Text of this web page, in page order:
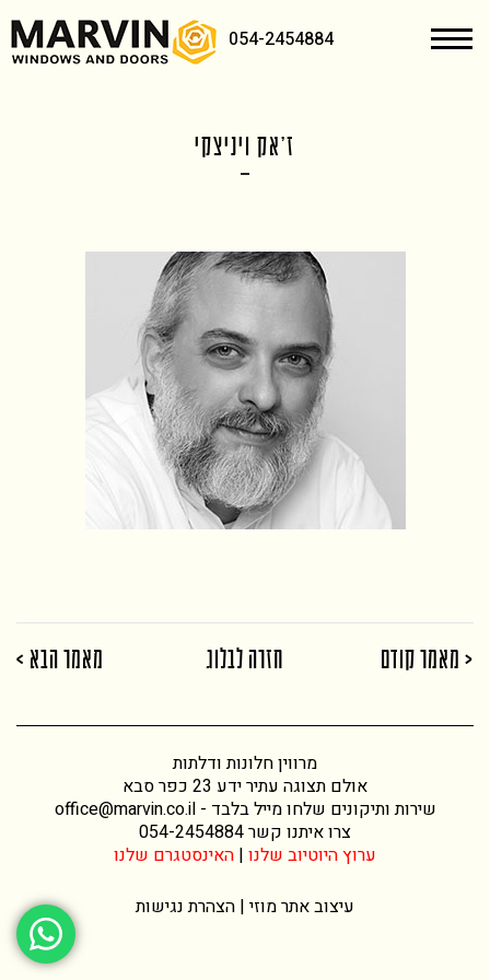
054-2454884
ז'אק ויניצקי
< מאמר קודם חזרה לבלוג מאמר הבא >
מרווין חלונות ודלתות
אולם תצוגה עתיר ידע 23 כפר סבא
שירות ותיקונים שלחו מייל בלבד -office@marvin.co.il
צרו איתנו קשר054-2454884
ערוץ היוטיוב שלנו | האינסטגרם שלנו
עיצוב אתרמוזי | הצהרת נגישות